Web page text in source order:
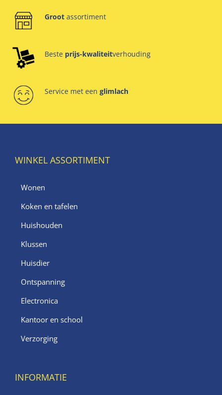
Groot assortiment
Beste prijs-kwaliteitverhouding
Service met een glimlach
WINKEL ASSORTIMENT
Wonen
Koken en tafelen
Huishouden
Klussen
Huisdier
Ontspanning
Electronica
Kantoor en school
Verzorging
INFORMATIE